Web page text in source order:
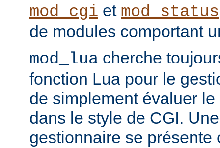
mod_cgi et mod_status
de modules comportant
mod_lua cherche
fonction Lua pour le
de simplement évaluer
dans le style de CGI.
gestionnaire se présente